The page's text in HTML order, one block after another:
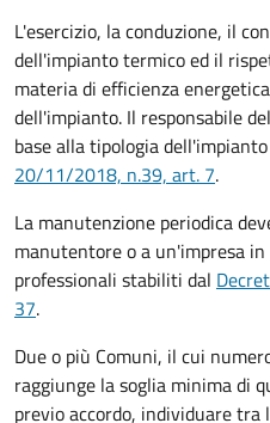
L'esercizio, la conduzione, il
dell'impianto termico ed il
materia di efficienza
dell'impianto. Il responsabile
base alla tipologia
20/11/2018, n.39, art. 7.
La manutenzione periodica
manutentore o a un'impresa
professionali stabiliti dal
37.
Due o più Comuni, il cui
raggiunge la soglia minima di
previo accordo, individuare